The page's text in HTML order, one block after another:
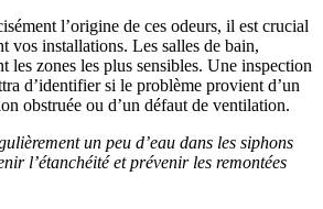
l’origine de ces odeurs, il est crucial
vos installations. Les salles de bain,
les zones les plus sensibles. Une inspection
d’identifier si le problème provient d’un
obstruée ou d’un défaut de ventilation.
un peu d’eau dans les siphons
l’étanchéité et prévenir les remontées